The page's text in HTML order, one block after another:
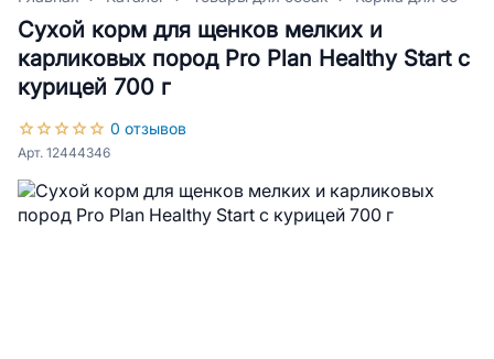
Сухой корм для щенков мелких и
карликовых пород Pro Plan Healthy Start с
курицей 700 г
0 отзывов
Арт. 12444346